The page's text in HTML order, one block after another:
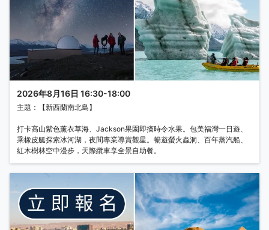
2026年8月16日 16:30-18:00
主題：【新西蘭南北島】
打卡高山紫色薰衣草海、Jackson果園即摘時令水果。包美福灣一日遊、
乘橡皮艇探索冰河湖，夜間專業導賞觀星。暢遊螢火蟲洞、百年蒸汽船、
紅木樹林空中漫步，天際纜車享全景自助餐。